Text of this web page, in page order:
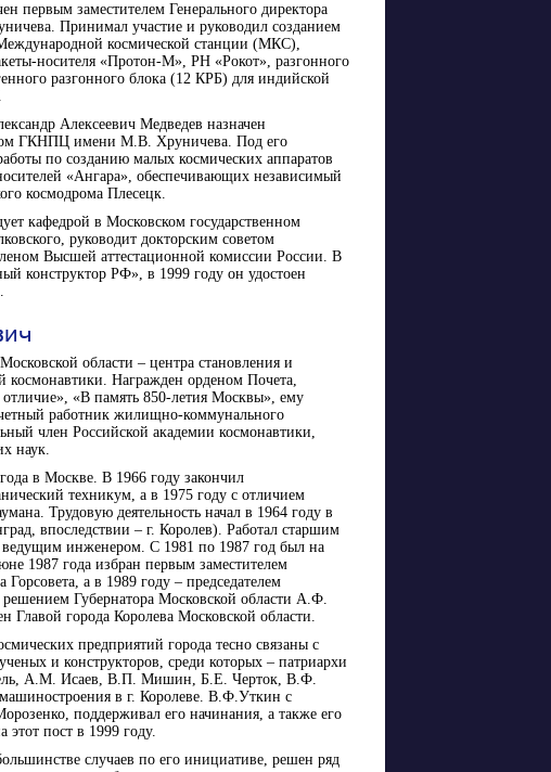
первым заместителем Генерального директора
Принимал участие и руководил созданием
космической станции (МКС),
носителя «Протон-М», РН «Рокот», разгонного
разгонного блока (12 КРБ) для индийской
Алексеевич Медведев назначен
ГКНПЦ имени М.В. Хруничева. Под его
по созданию малых космических аппаратов
«Ангара», обеспечивающих независимый
космодрома Плесецк.
кафедрой в Московском государственном
руководит докторским советом
Высшей аттестационной комиссии России. В
конструктор РФ», в 1999 году он удостоен
области – центра становления и
космонавтики. Награжден орденом Почета,
отличие», «В память 850-летия Москвы», ему
работник жилищно-коммунального
член Российской академии космонавтики,
наук.
в Москве. В 1966 году закончил
техникум, а в 1975 году с отличием
Трудовую деятельность начал в 1964 году в
впоследствии – г. Королев). Работал старшим
инженером. С 1981 по 1987 год был на
1987 года избран первым заместителем
Горсовета, а в 1989 году – председателем
решением Губернатора Московской области А.Ф.
Главой города Королева Московской области.
предприятий города тесно связаны с
и конструкторов, среди которых – патриархи
А.М. Исаев, В.П. Мишин, Б.Е. Черток, В.Ф.
в г. Королеве. В.Ф.Уткин с
поддерживал его начинания, а также его
этот пост в 1999 году.
случаев по его инициативе, решен ряд